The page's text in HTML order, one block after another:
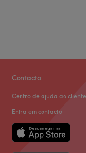
Contacto
Centro de ajuda ao cliente
Entra em contacto